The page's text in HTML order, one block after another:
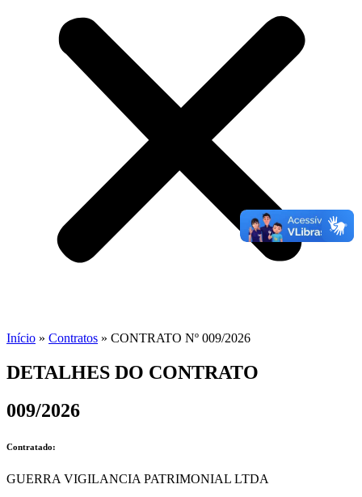
Início » Contratos » CONTRATO Nº 009/2026
DETALHES DO CONTRATO​
009/2026
Contratado:
GUERRA VIGILANCIA PATRIMONIAL LTDA